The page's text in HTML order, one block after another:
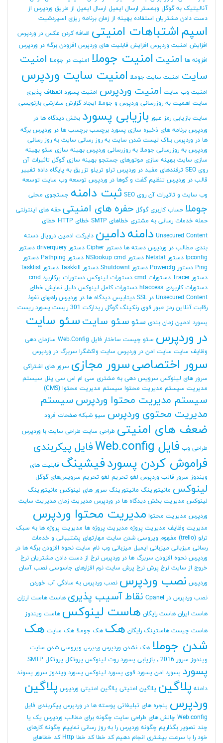
آنالیتیک به گوگل وبمستر ارسال ایمیل ارسال ایمیل از طریق وردپرس از
دست دادن مشتریان استفاده بهینه از زمان برنامه ریزی اسپردشیت
اسپم اشتباهات امنیتی اضافه کردن عکس در وردپرس
افزایش امنیت وردپرس افزایش قابلیت های وردپرس افزودن برگه در وردپرس
افزونه ها امنیت امنیت جوملا امنیت در جوملا امنیت
سایت امنیت سایت جوملا امنیت سایت وردپرس
امنیت وب سایت امنیت وردپرس امنیت پسورد انعطاف پذیری
سایت اهمیت به روزرسانی وردپرس و جوملا ایجاد گزارش سفارشی بازنویسی
سایت بازیابی رمز عبور بازیابی پسورد بخش دیدگاه ها در
وردپرس برنامه های ذخیره سازی پسورد برچسب برچسب ها در وردپرس برگه
ها در وردپرس بلاک لیست شدن سایت به روز رسانی سایت به روز رسانی
وردپرس به روزرسانی جوملا به روزرسانی وردپرس بهینه سازی سئو بهینه
سازی سایت بهینه سازی موتورهای جستجو بهینه سازی گوگل تاثیرات آن
روی SEO
ترفندهای مفید در وردپرس ترلو تریلو تزریق به پایگاه داده تغییر
قالب در وردپرس تنظیم گفت و گوها در وردپرس توسعه وب سایت توسعه
وب سایت و تاثیرات آن روی SEO
ثبت دامنه جستجوی محلی
جوملا حساب کاربری گوگل حفره های امنیتی حقه های اینترنتی
حمله خدمات رسانی به مشتری خطاهای SMTP خطای HTTP
خطای
Unsecured Content دامنهدامین دایرکت ادمین دروپال دسته
بندی مطالب در وردپرس دسته ها دستور Cipher دستور driverquery
دستور
Ipconfig دستور Netstat دستور NSlookup cmd دستور Pathping
دستور
Ping دستور Powercfg دستور Shutdownt دستور Taskkill
دستور Tasklist
دستور Tracer
دستورات cmd دستورات لینوکس دستورات پرکاربرد cmd
دستورات کاربردی htaccess
دستورات کامل لینوکس دلیل نمایش خطای
Unsecured Content در SSL
دیتابیس دیدگاه ها در وردپرس راههای نفوذ
رقابت آنلاین رمز عبور قوی رنکینگ گوگل ریدارکت 301 ریست پسورد ریست
پسورد ادمین زمان بندی سئو سئو سایت سئو سایت
در وردپرس سئو چیست ساختار فایل Web.Config
سازمان دهی
وظایف سایت سایت امن در وردپرس سایت واکشگرا سربرگ در وردپرس
سرور اختصاصیسرور مجازی سرور های اشتراکی
سرور های لینوکس سرویس دهی به مشتری سی ام اس سی پنل سیستم
مدیریت سیستم مدیریت محتوا سیستم مدیریت محتوا (CMS)
سیستم مدیریت محتوا وردپرس سیستم
مدیریت محتوی وردپرس سیو شبکه صفحات فرود
ضعف های امنیتی طراحی سایت طراحی سایت با وردپرس
طراحی وب فایل Web.config فایل پیکربندی
فراموش کردن پسوردفیشینگ قابلیت های
ویندوز سرور قالب وردپرس لغو تحریم لغو تحریم سرویس‌های گوگل
لینوکس مانیتورینگ مانیتورینگ سرور های لینوکس مانیتورینگ
لینوکس مدیریت بخش دیدگاه ها در وردپرس مدیریت زمان مدیریت سایت
وردپرس مدیریت محتوا مدیریت محتوا وردپرس
مدیریت وظایف مدیریت پروژه مدیریت پروژه ها مدیریت پروژه ها به سبک
ترلو (trello)
مفهوم ویروسی شدن سایت مهارتهای پشتیبانی و خدمات
رسانی میزبانی میزبانی ایمیل میزبانی وب نام سایت نحوه افزودن برگه ها در
وردپرس نحوه افزودن سربرگ ها در وردپرس نرخ از دست دادن مشتریان نرخ
خروج از سایت نرخ پرش نرخ پرش سایت نرم افزارهای جاسوسی نصب آسان
وردپرس نصب وردپرس نصب وردپرس به سادگي آب خوردن
نصب وردپرس در Cpanel
نقاط آسیب پذیری هاست هاست ارزان
هاست ایران هاست رایگان هاست لینوکس هاست ویندوز
هاست چیست هاستینگ رایگان هک هک جوملا هک سایت هک
شدن جوملا هک نشدن وردپرس وردپرس ویروسی شدن سایت
ویندوز سرور 2016
٬ بازیابی پسورد روت لینوکس پروتکل پروتکل SMTP
پسورد پسورد امن پسورد قوی پسورد لینوکس پسورد ویندوز سرور پسوند
دامنه پلاگین پلاگین امنیتی پلاگین امنیتی وردپرس پلاگین
وردپرس پنجره های تبلیغاتی پوسته ها در وردپرس پیکربندی فایل
Web.config چالش های طراحی سایت چگونه برای مطالب وردپرس یک یا
چند تصویر بگذاریم چگونه وردپرس را به روز رسانی نماییم چگونه کارهای
خود را با سرعت بیشتری انجام دهیم کد خطا کد خطا Http
کد خطاهای